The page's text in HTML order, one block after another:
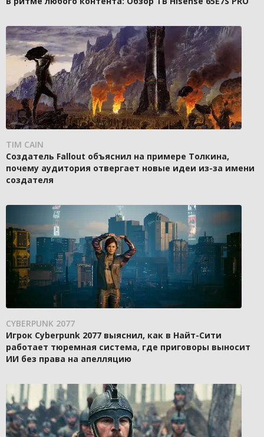
TIM CAIN
Создатель Fallout объяснил на примере Толкина,
почему аудитория отвергает новые идеи из-за имени
создателя
CYBERPUNK 2077
Игрок Cyberpunk 2077 выяснил, как в Найт-Сити
работает тюремная система, где приговоры выносит
ИИ без права на апелляцию